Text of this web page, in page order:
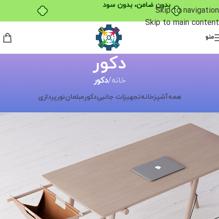
بدون ضامن، بدون سود
Skip to navigation
Skip to main content
منو
دکور
خانه/دکور
همهآشپزخانهتجهیزات جانبیدکورمبلماننورپردازی